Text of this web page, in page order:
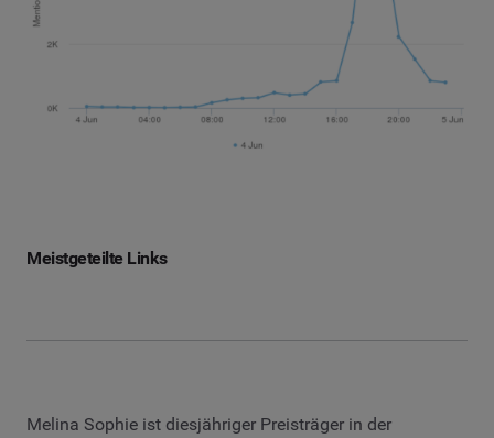
Meistgeteilte Links
Melina Sophie ist diesjähriger Preisträger in der